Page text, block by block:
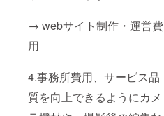
→ webサイト制作・運営費
用
4.事務所費用、サービス品
質を向上できるようにカメ